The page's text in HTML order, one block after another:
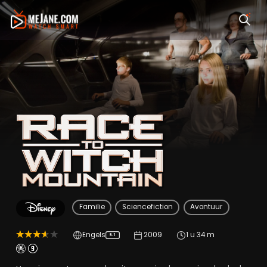
Race To Witch
Familie Sciencefiction Avontuur
Engels 5.1 2009 1 u 34 m